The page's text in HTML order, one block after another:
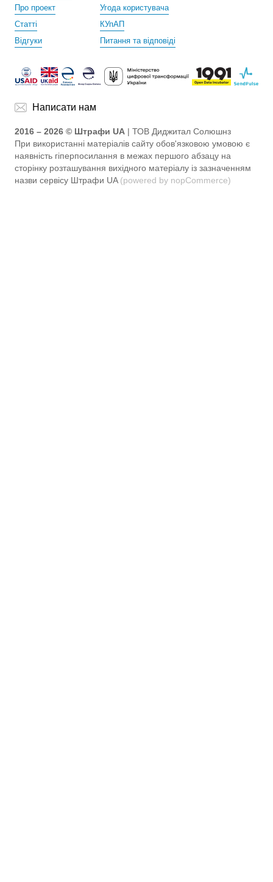
Про проект
Статті
Угода користувача
КУпАП
Відгуки
Питання та відповіді
Написати нам
2016 – 2026 © Штрафи UA | ТОВ Диджитал Солюшнз
При використанні матеріалів сайту обов'язковою умовою є
наявність гіперпосилання в межах першого абзацу на
сторінку розташування вихідного матеріалу із зазначенням
назви сервісу Штрафи UA (powered by nopCommerce)